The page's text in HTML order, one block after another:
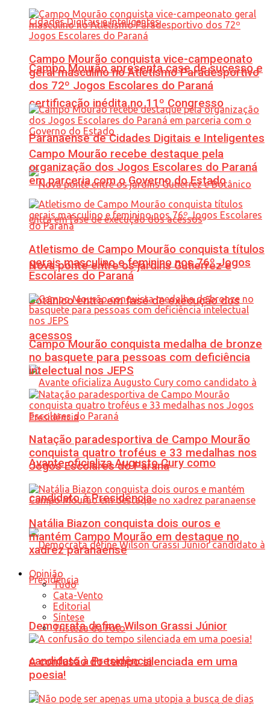
Campo Mourão apresenta case de sucesso e
certificação inédita no 11º Congresso
Paranaense de Cidades Digitais e Inteligentes
Nova ponte entre os jardins Gutierrez e
Botânico entra em fase de execução dos
acessos
Avante oficializa Augusto Cury como
candidato à Presidência
Democrata define Wilson Grassi Júnior
candidato à Presidência
Campo Mourão conquista vice-campeonato
geral masculino no Atletismo Paradesportivo
dos 72º Jogos Escolares do Paraná
Campo Mourão recebe destaque pela
organização dos Jogos Escolares do Paraná
em parceria com o Governo do Estado
Atletismo de Campo Mourão conquista títulos
gerais masculino e feminino nos 76º Jogos
Escolares do Paraná
Campo Mourão conquista medalha de bronze
no basquete para pessoas com deficiência
intelectual nos JEPS
Natação paradesportiva de Campo Mourão
conquista quatro troféus e 33 medalhas nos
Jogos Escolares do Paraná
Natália Biazon conquista dois ouros e
mantém Campo Mourão em destaque no
xadrez paranaense
Opinião
Tudo
Cata-Vento
Editorial
Síntese
Tristeza da Foto
A confusão do tempo silenciada em uma
poesia!